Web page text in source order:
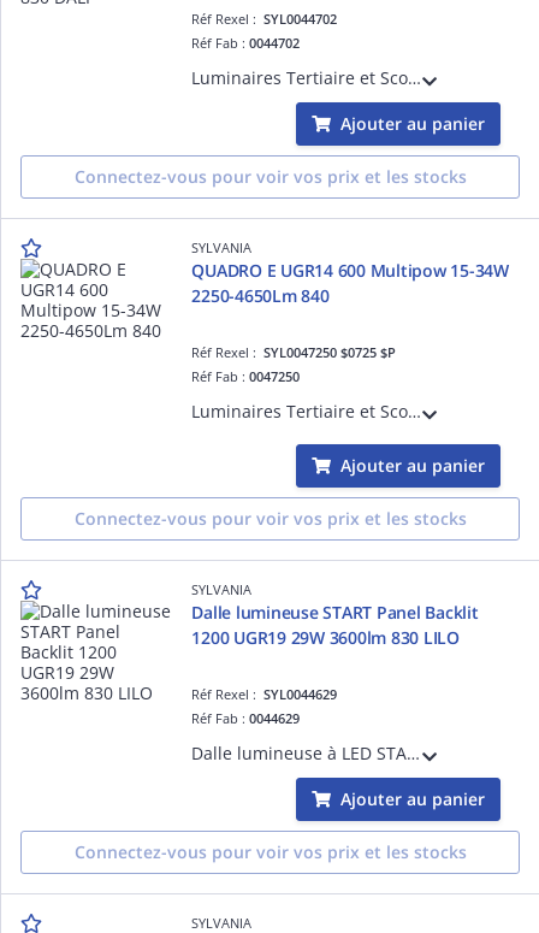
Réf Rexel :SYL0044702
Réf Fab :0044702
Luminaires Tertiaire et Scolaire - QUADRO Dalle lumineuse architecturale à encastrer UGR16 600 36W 4500Lm 830 DALI
Ajouter au panier
Connectez-vous pour voir vos prix et les stocks
SYLVANIA
QUADRO E UGR14 600 Multipow 15-34W
2250-4650Lm 840
Réf Rexel :SYL0047250 $0725 $P
Réf Fab :0047250
Luminaires Tertiaire et Scolaire - QUADRO Dalle lumineuse architecturale à encastrer UGR14 600 Multipow 15-34W 2250-4650Lm 840
Ajouter au panier
Connectez-vous pour voir vos prix et les stocks
SYLVANIA
Dalle lumineuse START Panel Backlit
1200 UGR19 29W 3600lm 830 LILO
Réf Rexel :SYL0044629
Réf Fab :0044629
Dalle lumineuse à LED START Panel Technologie Backlit (rétroéclairée) 1200x600 - UGR19 - 29W - 3600lm - IRC80 - 3000K - LILO
Ajouter au panier
Connectez-vous pour voir vos prix et les stocks
SYLVANIA